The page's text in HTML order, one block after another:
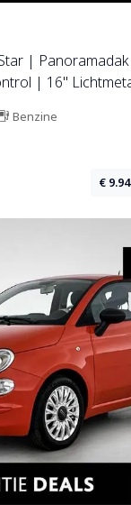
|
| 16"
Benzine
€